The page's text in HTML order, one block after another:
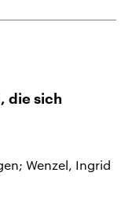
die sich
Wenzel, Ingrid